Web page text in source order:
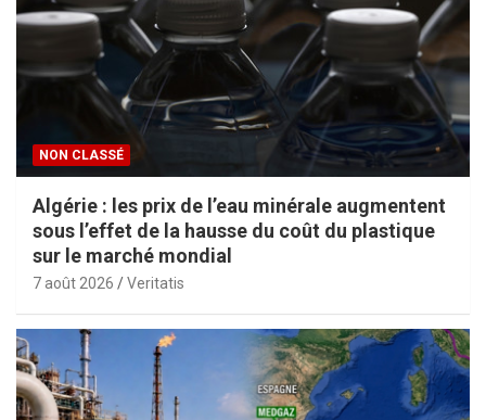
NON CLASSÉ
Algérie : les prix de l’eau minérale augmentent
sous l’effet de la hausse du coût du plastique
sur le marché mondial
7 août 2026 Veritatis